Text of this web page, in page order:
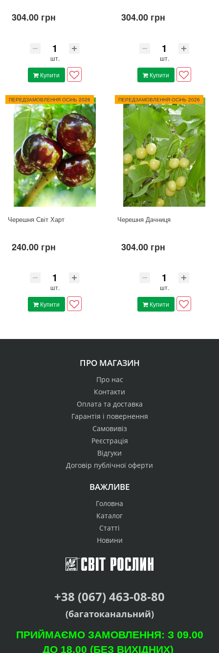
304.00 грн
шт.
Купити
304.00 грн
шт.
Купити
ПЕРЕДЗАМОВЛЕННЯ ОСіНЬ 2026
Черешня Світ Харт
240.00 грн
шт.
Купити
ПЕРЕДЗАМОВЛЕННЯ ОСіНЬ 2026
Черешня Дачниця
304.00 грн
шт.
Купити
ПРО МАГАЗИН
Про нас
Контакти
Оплата та доставка
Гарантія і повернення
Самовивіз
Реєстрація
Відгуки
Договір публічної оферти
ВАЖЛИВЕ
Головна
Каталог
Статті
Новини
+38 (067) 463-08-80
(багатоканальний)
ПРИЙМАЄМО ЗАМОВЛЕННЯ: З 09.00
ДО 18.00 (БЕЗ ВИХІДНИХ)